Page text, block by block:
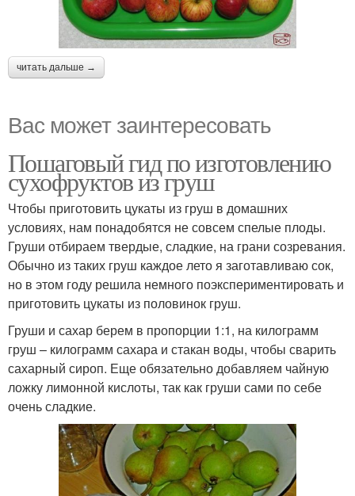
читать дальше →
Вас может заинтересовать
Пошаговый гид по изготовлению
сухофруктов из груш
Чтобы приготовить цукаты из груш в домашних
условиях, нам понадобятся не совсем спелые плоды.
Груши отбираем твердые, сладкие, на грани созревания.
Обычно из таких груш каждое лето я заготавливаю сок,
но в этом году решила немного поэкспериментировать и
приготовить цукаты из половинок груш.
Груши и сахар берем в пропорции 1:1, на килограмм
груш – килограмм сахара и стакан воды, чтобы сварить
сахарный сироп. Еще обязательно добавляем чайную
ложку лимонной кислоты, так как груши сами по себе
очень сладкие.